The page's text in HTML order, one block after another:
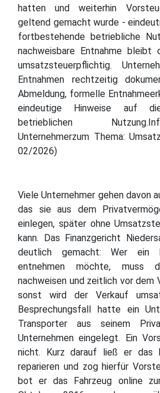
hatten und weiterhin
geltend gemacht wurde -
fortbestehende betriebliche
nachweisbare Entnahme
umsatzsteuerpflichtig.
Entnahmen rechtzeitig
Abmeldung, formelle
eindeutige Hinweise auf
betrieblichen
Unternehmerzum Thema:
02/2026)
Viele Unternehmer gehen davon
das sie aus dem
einlegen, später ohne
kann. Das Finanzgericht
deutlich gemacht: Wer ein
entnehmen möchte, muss
nachweisen und zeitlich vor dem
sonst wird der Verkauf
Besprechungsfall hatte ein
Transporter aus seinem
Unternehmen eingelegt. Ein
nicht. Kurz darauf ließ er das
reparieren und zog hierfür
bot er das Fahrzeug online